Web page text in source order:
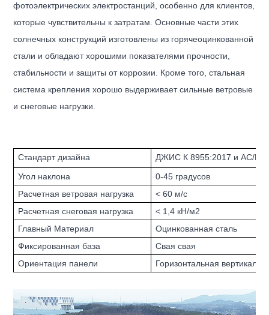
фотоэлектрических электростанций, особенно для клиентов,
которые чувствительны к затратам. Основные части этих
солнечных конструкций изготовлены из горячеоцинкованной
стали и обладают хорошими показателями прочности,
стабильности и защиты от коррозии. Кроме того, стальная
система крепления хорошо выдерживает сильные ветровые
и снеговые нагрузки.
Стандарт дизайна
ДЖИС К 8955:2017 и АС/
Угол наклона
0-45 градусов
Расчетная ветровая нагрузка
< 60 м/с
Расчетная снеговая нагрузка
< 1,4 кН/м2
Главный Материал
Оцинкованная сталь
Фиксированная база
Свая свая
Ориентация панели
Горизонтальная